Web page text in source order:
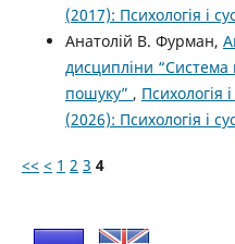
(2017): Психологія і
Анатолій В. Фурман,
дисципліни “Система
пошуку” , Психологія
(2026): Психологія і
<< < 1 2 3 4